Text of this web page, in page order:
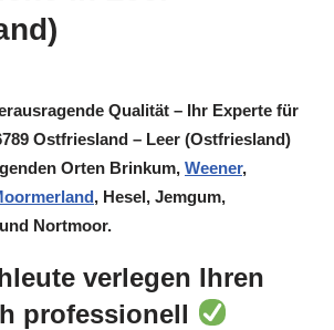
Qualität – Ihr Experte für
Ostfriesland – Leer (Ostfriesland)
Orten Brinkum, Weener,
, Hesel, Jemgum,
und Nortmoor.
verlegen Ihren
professionell